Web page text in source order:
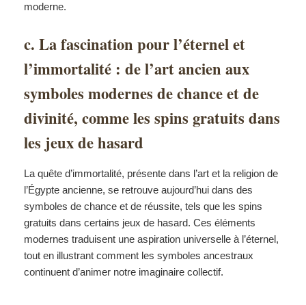
moderne.
c. La fascination pour l’éternel et
l’immortalité : de l’art ancien aux
symboles modernes de chance et de
divinité, comme les spins gratuits dans
les jeux de hasard
La quête d’immortalité, présente dans l’art et la religion de
l’Égypte ancienne, se retrouve aujourd’hui dans des
symboles de chance et de réussite, tels que les spins
gratuits dans certains jeux de hasard. Ces éléments
modernes traduisent une aspiration universelle à l’éternel,
tout en illustrant comment les symboles ancestraux
continuent d’animer notre imaginaire collectif.